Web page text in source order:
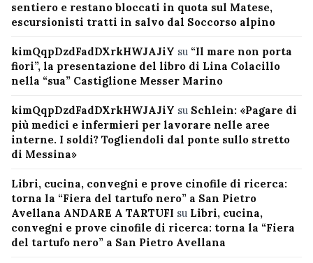
sentiero e restano bloccati in quota sul Matese,
escursionisti tratti in salvo dal Soccorso alpino
kimQqpDzdFadDXrkHWJAJiY su “Il mare non porta
fiori”, la presentazione del libro di Lina Colacillo
nella “sua” Castiglione Messer Marino
kimQqpDzdFadDXrkHWJAJiY su Schlein: «Pagare di
più medici e infermieri per lavorare nelle aree
interne. I soldi? Togliendoli dal ponte sullo stretto
di Messina»
Libri, cucina, convegni e prove cinofile di ricerca:
torna la “Fiera del tartufo nero” a San Pietro
Avellana ANDARE A TARTUFI su Libri, cucina,
convegni e prove cinofile di ricerca: torna la “Fiera
del tartufo nero” a San Pietro Avellana